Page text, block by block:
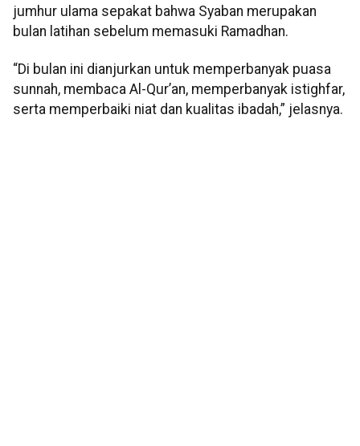
jumhur ulama sepakat bahwa Syaban merupakan
bulan latihan sebelum memasuki Ramadhan.
“Di bulan ini dianjurkan untuk memperbanyak puasa
sunnah, membaca Al-Qur’an, memperbanyak istighfar,
serta memperbaiki niat dan kualitas ibadah,” jelasnya.